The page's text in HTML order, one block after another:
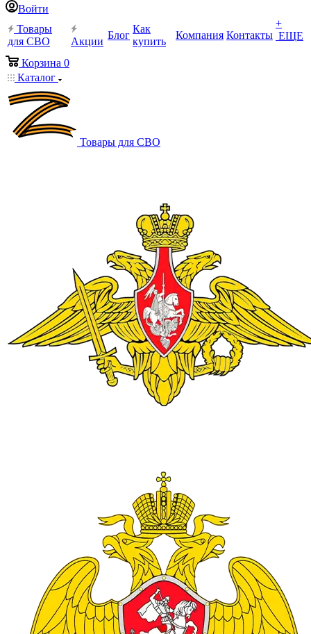
Войти
Товары
для СВО
Акции
Блог
Как
купить
Компания Контакты
+
ЕЩЕ
Корзина 0
Каталог
Товары для СВО